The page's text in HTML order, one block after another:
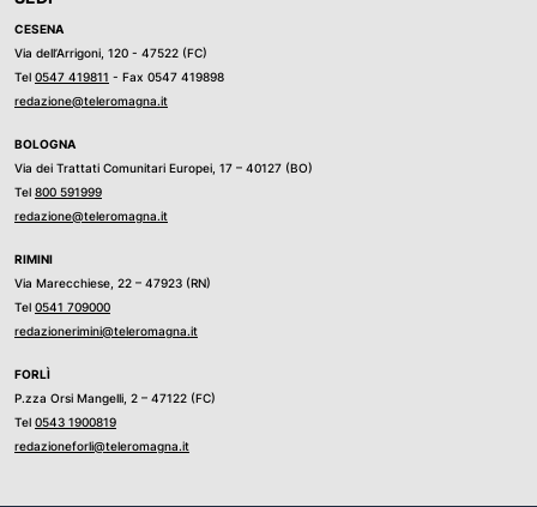
CESENA
Via dell’Arrigoni, 120 - 47522 (FC)
Tel 0547 419811 - Fax 0547 419898
redazione@teleromagna.it
BOLOGNA
Via dei Trattati Comunitari Europei, 17 – 40127 (BO)
Tel 800 591999
redazione@teleromagna.it
RIMINI
Via Marecchiese, 22 – 47923 (RN)
Tel 0541 709000
redazionerimini@teleromagna.it
FORLÌ
P.zza Orsi Mangelli, 2 – 47122 (FC)
Tel 0543 1900819
redazioneforli@teleromagna.it